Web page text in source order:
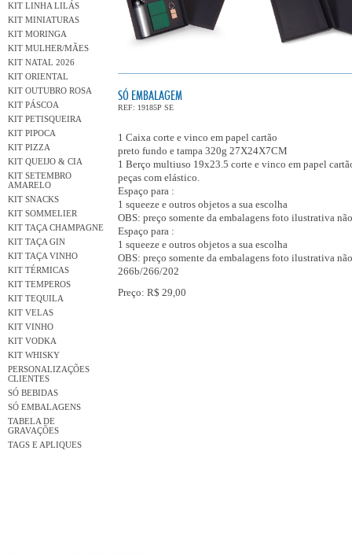
KIT LINHA LILÁS
KIT MINIATURAS
KIT MORINGA
KIT MULHER/MÃES
KIT NATAL 2026
KIT ORIENTAL
KIT OUTUBRO ROSA
KIT PÁSCOA
KIT PETISQUEIRA
KIT PIPOCA
KIT PIZZA
KIT QUEIJO & CIA
KIT SETEMBRO
AMARELO
KIT SNACKS
KIT SOMMELIER
KIT TAÇA CHAMPAGNE
KIT TAÇA GIN
KIT TAÇA VINHO
KIT TÉRMICAS
KIT TEMPEROS
KIT TEQUILA
KIT VELAS
KIT VINHO
KIT VODKA
KIT WHISKY
PERSONALIZAÇÕES
CLIENTES
SÓ BEBIDAS
SÓ EMBALAGENS
TABELA DE
GRAVAÇÕES
TAGS E APLIQUES
SÓ EMBALAGEM
REF: 19185P SE
1 Caixa corte e vinco em papel cartão
preto fundo e tampa 320g 27X24X7CM
1 Berço multiuso 19x23.5 corte e vinco em papel
peças com elástico.
Espaço para :
1 squeeze e outros objetos a sua escolha
OBS: preço somente da embalagens foto ilustrativa
Espaço para :
1 squeeze e outros objetos a sua escolha
OBS: preço somente da embalagens foto ilustrativa
266b/266/202
Preço: R$ 29,00